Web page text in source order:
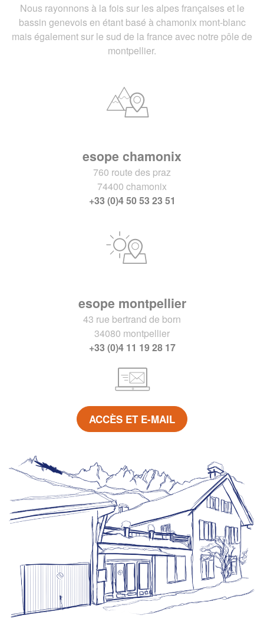
Nous rayonnons à la fois sur les alpes françaises et le
bassin genevois en étant basé à chamonix mont-blanc
mais également sur le sud de la france avec notre pôle de
montpellier.
esope chamonix
760 route des praz
74400 chamonix
+33 (0)4 50 53 23 51
esope montpellier
43 rue bertrand de born
34080 montpellier
+33 (0)4 11 19 28 17
ACCÈS ET E-MAIL